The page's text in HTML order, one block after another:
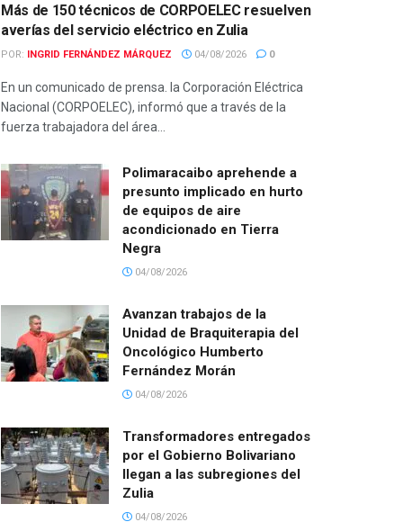
Más de 150 técnicos de CORPOELEC resuelven
averías del servicio eléctrico en Zulia
POR: INGRID FERNÁNDEZ MÁRQUEZ 04/08/2026 0
En un comunicado de prensa. la Corporación Eléctrica
Nacional (CORPOELEC), informó que a través de la
fuerza trabajadora del área...
Polimaracaibo aprehende a
presunto implicado en hurto
de equipos de aire
acondicionado en Tierra
Negra
04/08/2026
Avanzan trabajos de la
Unidad de Braquiterapia del
Oncológico Humberto
Fernández Morán
04/08/2026
Transformadores entregados
por el Gobierno Bolivariano
llegan a las subregiones del
Zulia
04/08/2026